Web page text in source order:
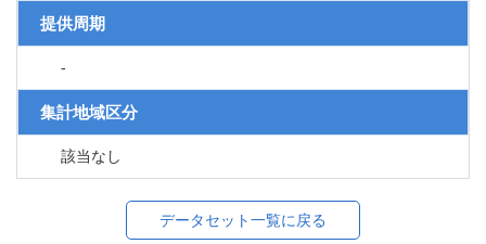
提供周期
-
集計地域区分
該当なし
データセット一覧に戻る